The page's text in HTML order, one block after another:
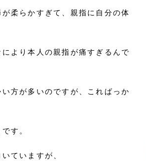
柔らかすぎて、親指に自分の体
より本人の親指が痛すぎるんで
方が多いのですが、こればっか
す。
ていますが、